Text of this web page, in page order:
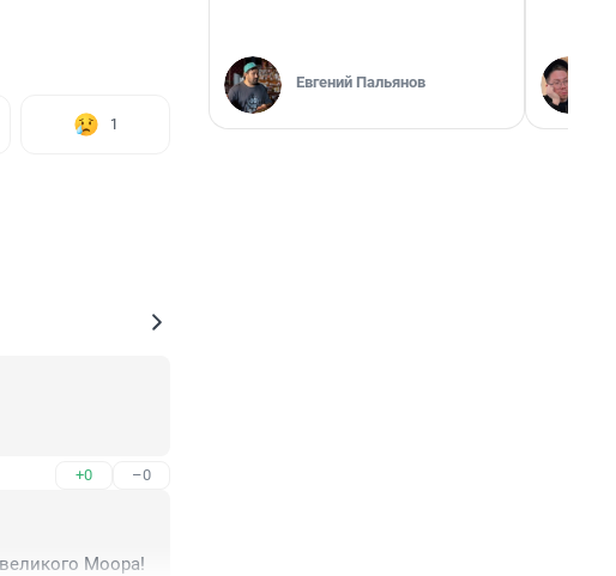
1
+0 –0
Моора!
Евгений Пальянов